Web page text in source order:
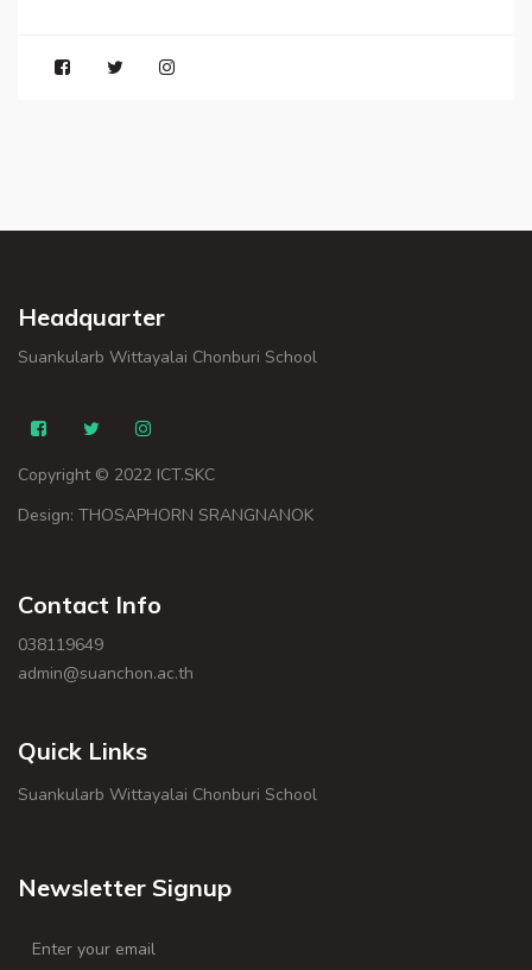
Headquarter
Suankularb Wittayalai Chonburi School
Copyright © 2022 ICT.SKC
Design: THOSAPHORN SRANGNANOK
Contact Info
038119649
admin@suanchon.ac.th
Quick Links
Suankularb Wittayalai Chonburi School
Newsletter Signup